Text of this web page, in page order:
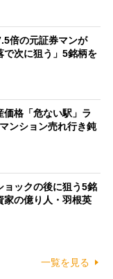
倍の元証券マンが
で次に狙う」5銘柄を
価格「危ない駅」ラ
ンション売れ行き鈍
ョックの後に狙う5銘
家の億り人・羽根英
一覧を見る